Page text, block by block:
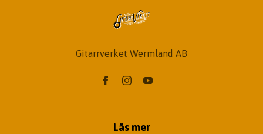
Gitarrverket Wermland AB
Läs mer